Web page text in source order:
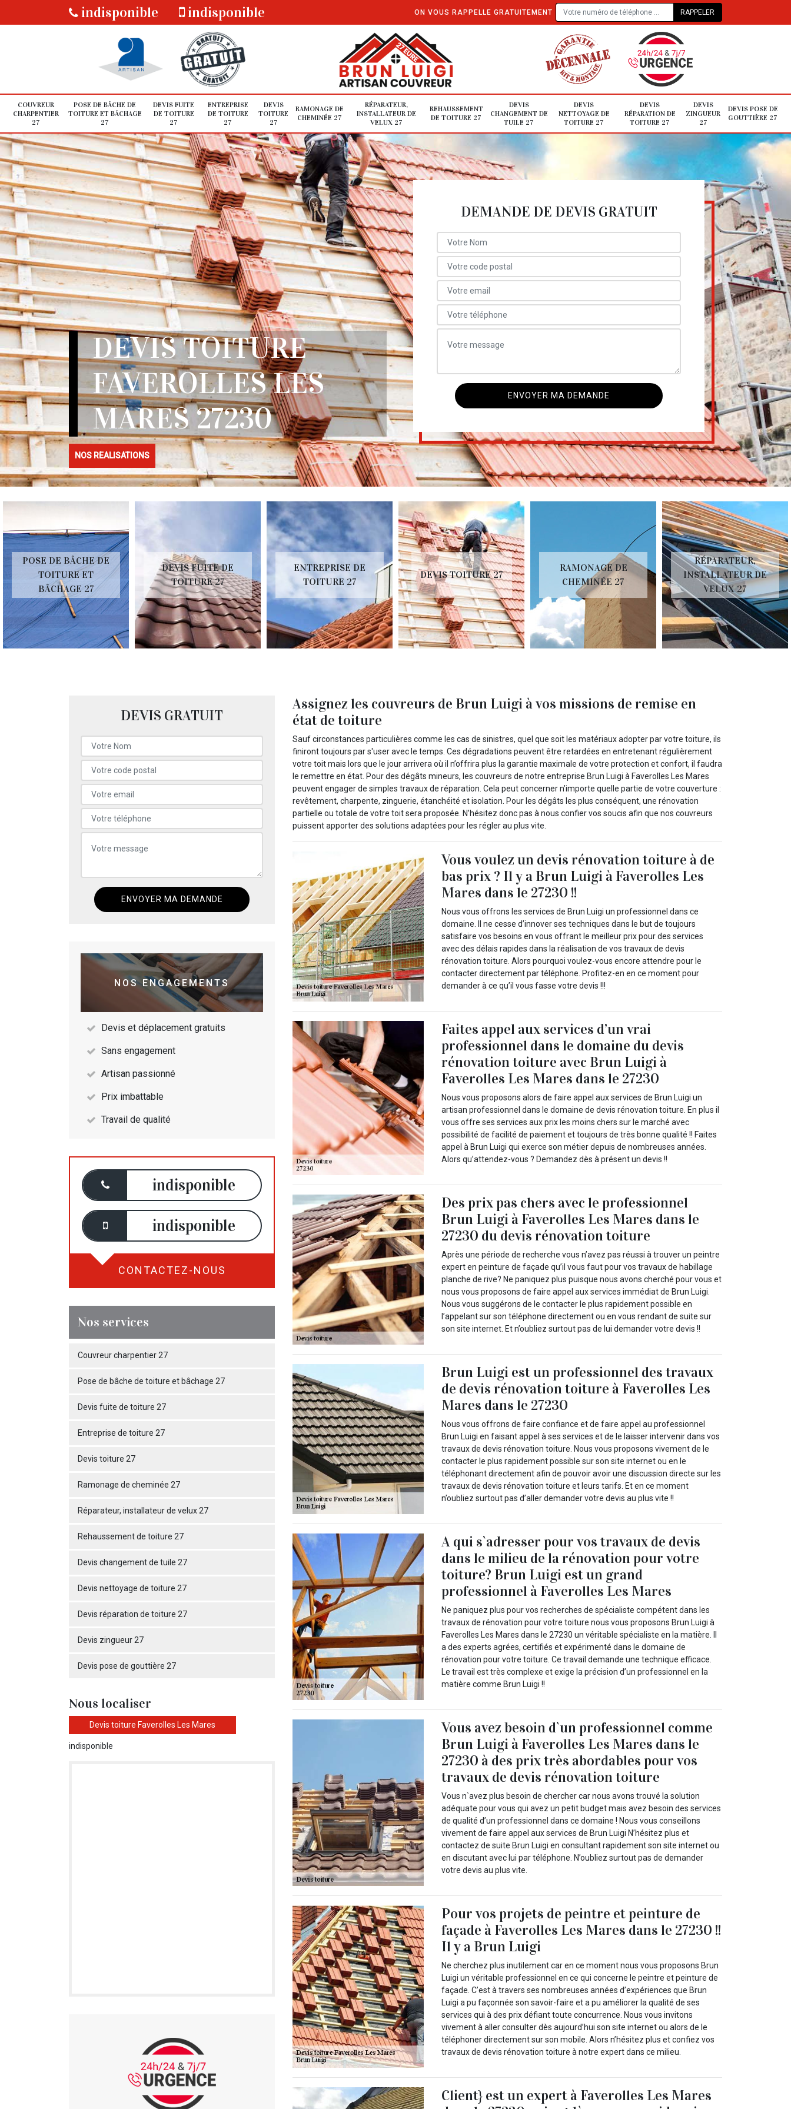
indisponible indisponible ON VOUS RAPPELLE GRATUITEMENT
COUVREUR
CHARPENTIER
27
POSE DE BÂCHE DE
TOITURE ET BÂCHAGE
27
DEVIS FUITE
DE TOITURE
27
ENTREPRISE
DE TOITURE
27
DEVIS
TOITURE
27
RAMONAGE DE
CHEMINÉE 27
RÉPARATEUR,
INSTALLATEUR DE
VELUX 27
REHAUSSEMENT
DE TOITURE 27
DEVIS
CHANGEMENT DE
TUILE 27
DEVIS
NETTOYAGE DE
TOITURE 27
DEVIS
RÉPARATION DE
TOITURE 27
DEVIS
ZINGUEUR
27
DEVIS POSE DE
GOUTTIÈRE 27
DEVIS TOITURE
FAVEROLLES LES
MARES 27230
NOS REALISATIONS
DEMANDE DE DEVIS GRATUIT
POSE DE BÂCHE DE
TOITURE ET
BÂCHAGE 27
DEVIS FUITE DE
TOITURE 27
ENTREPRISE DE
TOITURE 27
DEVIS TOITURE 27
RAMONAGE DE
CHEMINÉE 27
RÉPARATEUR,
INSTALLATEUR DE
VELUX 27
DEVIS GRATUIT
NOS ENGAGEMENTS
Devis et déplacement gratuits
Sans engagement
Artisan passionné
Prix imbattable
Travail de qualité
indisponible
indisponible
CONTACTEZ-NOUS
Nos services
Couvreur charpentier 27
Pose de bâche de toiture et bâchage 27
Devis fuite de toiture 27
Entreprise de toiture 27
Devis toiture 27
Ramonage de cheminée 27
Réparateur, installateur de velux 27
Rehaussement de toiture 27
Devis changement de tuile 27
Devis nettoyage de toiture 27
Devis réparation de toiture 27
Devis zingueur 27
Devis pose de gouttière 27
Nous localiser
Devis toiture Faverolles Les Mares
indisponible
Assignez les couvreurs de Brun Luigi à vos missions de remise en
état de toiture
Sauf circonstances particulières comme les cas de sinistres, quel que soit les matériaux adopter par votre toiture, ils
finiront toujours par s'user avec le temps. Ces dégradations peuvent être retardées en entretenant régulièrement
votre toit mais lors que le jour arrivera où il n’offrira plus la garantie maximale de votre protection et confort, il faudra
le remettre en état. Pour des dégâts mineurs, les couvreurs de notre entreprise Brun Luigi à Faverolles Les Mares
peuvent engager de simples travaux de réparation. Cela peut concerner n’importe quelle partie de votre couverture :
revêtement, charpente, zinguerie, étanchéité et isolation. Pour les dégâts les plus conséquent, une rénovation
partielle ou totale de votre toit sera proposée. N’hésitez donc pas à nous confier vos soucis afin que nos couvreurs
puissent apporter des solutions adaptées pour les régler au plus vite.
Vous voulez un devis rénovation toiture à de
bas prix ? Il y a Brun Luigi à Faverolles Les
Mares dans le 27230 !!
Nous vous offrons les services de Brun Luigi un professionnel dans ce
domaine. Il ne cesse d’innover ses techniques dans le but de toujours
satisfaire vos besoins en vous offrant le meilleur prix pour des services
avec des délais rapides dans la réalisation de vos travaux de devis
rénovation toiture. Alors pourquoi voulez-vous encore attendre pour le
contacter directement par téléphone. Profitez-en en ce moment pour
demander à ce qu’il vous fasse votre devis !!!
Faites appel aux services d’un vrai
professionnel dans le domaine du devis
rénovation toiture avec Brun Luigi à
Faverolles Les Mares dans le 27230
Nous vous proposons alors de faire appel aux services de Brun Luigi un
artisan professionnel dans le domaine de devis rénovation toiture. En plus il
vous offre ses services aux prix les moins chers sur le marché avec
possibilité de facilité de paiement et toujours de très bonne qualité !! Faites
appel à Brun Luigi qui exerce son métier depuis de nombreuses années.
Alors qu’attendez-vous ? Demandez dès à présent un devis !!
Des prix pas chers avec le professionnel
Brun Luigi à Faverolles Les Mares dans le
27230 du devis rénovation toiture
Après une période de recherche vous n’avez pas réussi à trouver un peintre
expert en peinture de façade qu’il vous faut pour vos travaux de habillage
planche de rive? Ne paniquez plus puisque nous avons cherché pour vous et
nous vous proposons de faire appel aux services immédiat de Brun Luigi.
Nous vous suggérons de le contacter le plus rapidement possible en
l’appelant sur son téléphone directement ou en vous rendant de suite sur
son site internet. Et n’oubliez surtout pas de lui demander votre devis !!
Brun Luigi est un professionnel des travaux
de devis rénovation toiture à Faverolles Les
Mares dans le 27230
Nous vous offrons de faire confiance et de faire appel au professionnel
Brun Luigi en faisant appel à ses services et de le laisser intervenir dans vos
travaux de devis rénovation toiture. Nous vous proposons vivement de le
contacter le plus rapidement possible sur son site internet ou en le
téléphonant directement afin de pouvoir avoir une discussion directe sur les
travaux de devis rénovation toiture et leurs tarifs. Et en ce moment
n’oubliez surtout pas d’aller demander votre devis au plus vite !!
A qui s`adresser pour vos travaux de devis
dans le milieu de la rénovation pour votre
toiture? Brun Luigi est un grand
professionnel à Faverolles Les Mares
Ne paniquez plus pour vos recherches de spécialiste compétent dans les
travaux de rénovation pour votre toiture nous vous proposons Brun Luigi à
Faverolles Les Mares dans le 27230 un véritable spécialiste en la matière. Il
a des experts agrées, certifiés et expérimenté dans le domaine de
rénovation pour votre toiture. Ce travail demande une technique efficace.
Le travail est très complexe et exige la précision d’un professionnel en la
matière comme Brun Luigi !!
Vous avez besoin d`un professionnel comme
Brun Luigi à Faverolles Les Mares dans le
27230 à des prix très abordables pour vos
travaux de devis rénovation toiture
Vous n`avez plus besoin de chercher car nous avons trouvé la solution
adéquate pour vous qui avez un petit budget mais avez besoin des services
de qualité d’un professionnel dans ce domaine ! Nous vous conseillons
vivement de faire appel aux services de Brun Luigi N’hésitez plus et
contactez de suite Brun Luigi en consultant rapidement son site internet ou
en discutant avec lui par téléphone. N’oubliez surtout pas de demander
votre devis au plus vite.
Pour vos projets de peintre et peinture de
façade à Faverolles Les Mares dans le 27230 !!
Il y a Brun Luigi
Ne cherchez plus inutilement car en ce moment nous vous proposons Brun
Luigi un véritable professionnel en ce qui concerne le peintre et peinture de
façade. C’est à travers ses nombreuses années d’expériences que Brun
Luigi a pu façonnée son savoir-faire et a pu améliorer la qualité de ses
services qui à des prix défiant toute concurrence. Nous vous invitons
vivement à aller consulter dès aujourd’hui son site internet ou alors de le
téléphoner directement sur son mobile. Alors n’hésitez plus et confiez vos
travaux de devis rénovation toiture à notre expert dans ce milieu.
Client} est un expert à Faverolles Les Mares